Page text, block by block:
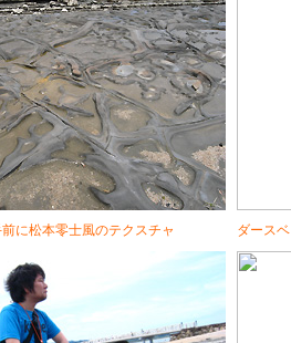
に松本零士風のテクスチャ ダース